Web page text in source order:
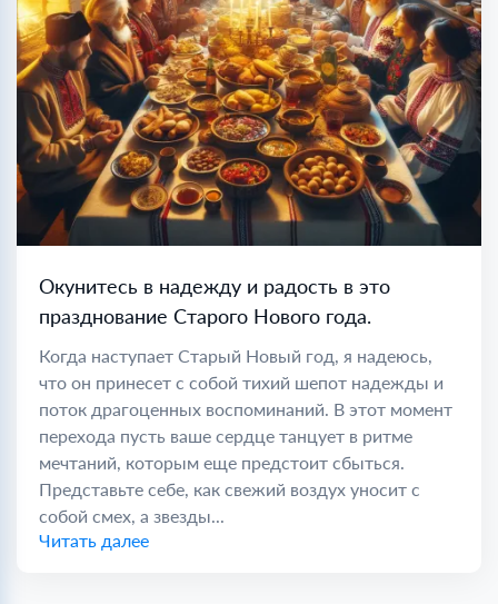
Окунитесь в надежду и радость в это
празднование Старого Нового года.
Когда наступает Старый Новый год, я надеюсь,
что он принесет с собой тихий шепот надежды и
поток драгоценных воспоминаний. В этот момент
перехода пусть ваше сердце танцует в ритме
мечтаний, которым еще предстоит сбыться.
Представьте себе, как свежий воздух уносит с
собой смех, а звезды...
Читать далее